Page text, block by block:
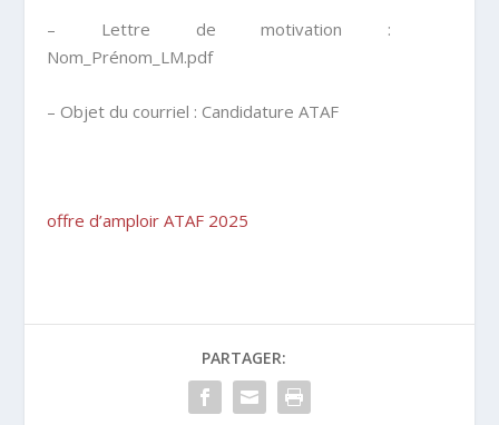
– Lettre de motivation :
Nom_Prénom_LM.pdf
– Objet du courriel : Candidature ATAF
offre d’amploir ATAF 2025
PARTAGER: